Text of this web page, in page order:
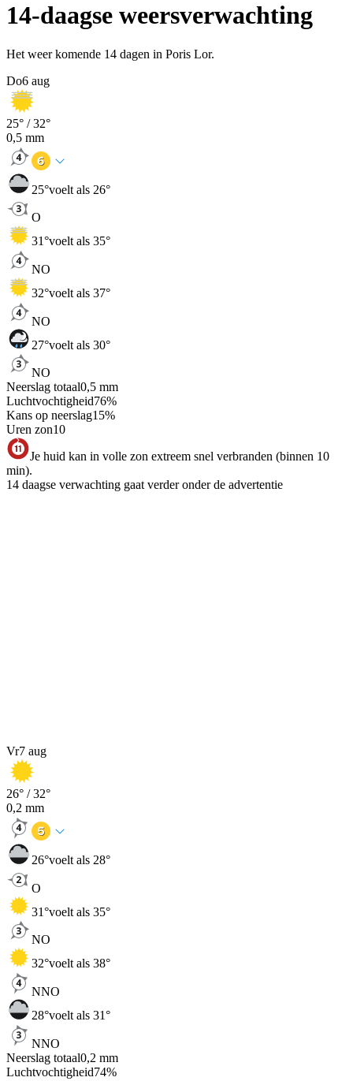
14-daagse weersverwachting
Het weer komende 14 dagen in Poris Lor.
Do6 aug
25° /32°
0,5 mm
25°voelt als 26°
O
31°voelt als 35°
NO
32°voelt als 37°
NO
27°voelt als 30°
NO
Neerslag totaal0,5 mm
Luchtvochtigheid76%
Kans op neerslag15%
Uren zon10
Je huid kan in volle zon extreem snel verbranden (binnen 10
min).
14 daagse verwachting gaat verder onder de advertentie
Vr7 aug
26° /32°
0,2 mm
26°voelt als 28°
O
31°voelt als 35°
NO
32°voelt als 38°
NNO
28°voelt als 31°
NNO
Neerslag totaal0,2 mm
Luchtvochtigheid74%